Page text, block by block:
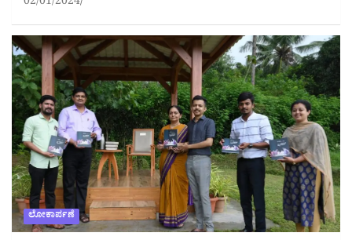
ಲೋಕಾರ್ಪಣೆ